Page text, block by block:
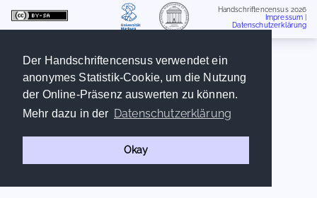
Der Handschriftencensus verwendet ein
anonymes Statistik-Cookie, um die Nutzung
der Online-Präsenz auswerten zu können.
Mehr dazu in der Datenschutzerklärung
Okay
Handschriftencensus 2026
Impressum
Datenschutzerklärung